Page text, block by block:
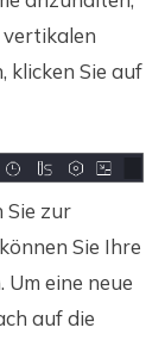
klicken Sie auf
Sie zur
Sie Ihre
eine neue
auf die